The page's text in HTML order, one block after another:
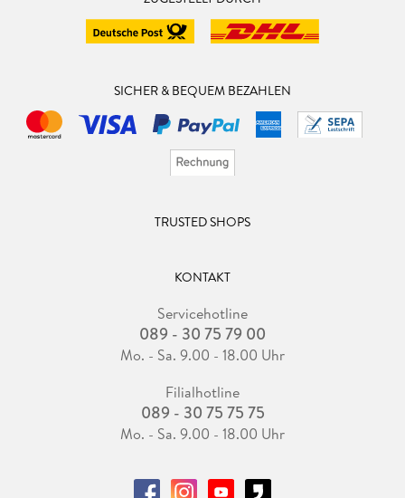
SICHER & BEQUEM BEZAHLEN
TRUSTED SHOPS
KONTAKT
Servicehotline
089 - 30 75 79 00
Mo. - Sa. 9.00 - 18.00 Uhr
Filialhotline
089 - 30 75 75 75
Mo. - Sa. 9.00 - 18.00 Uhr